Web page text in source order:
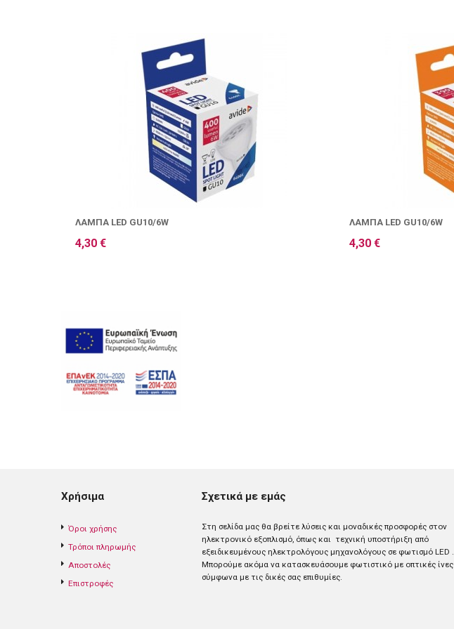
ΛΆΜΠΑ LED GU10/6W
4,30 €
ΛΆΜΠΑ LED GU10/6W
4,30 €
Χρήσιμα
Όροι χρήσης
Τρόποι πληρωμής
Αποστολές
Επιστροφές
Σχετικά με εμάς
Στη σελίδα μας θα βρείτε λύσεις και μοναδικές προσφορές στον
ηλεκτρονικό εξοπλισμό, όπως και τεχνική υποστήριξη από
εξειδικευμένους ηλεκτρολόγους μηχανολόγους σε φωτισμό LED .
Mπορούμε ακόμα να κατασκευάσουμε φωτιστικό με οπτικές ίνες
σύμφωνα με τις δικές σας επιθυμίες.